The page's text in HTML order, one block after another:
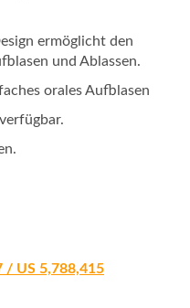
ermöglicht den
und Ablassen.
orales Aufblasen
/ US 5,788,415